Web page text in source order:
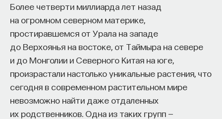
Более четверти миллиарда лет назад
на огромном северном материке,
простиравшемся от Урала на западе
до Верхоянья на востоке, от Таймыра на севере
и до Монголии и Северного Китая на юге,
произрастали настолько уникальные растения, что
сегодня в современном растительном мире
невозможно найти даже отдаленных
их родственников. Одна из таких групп —